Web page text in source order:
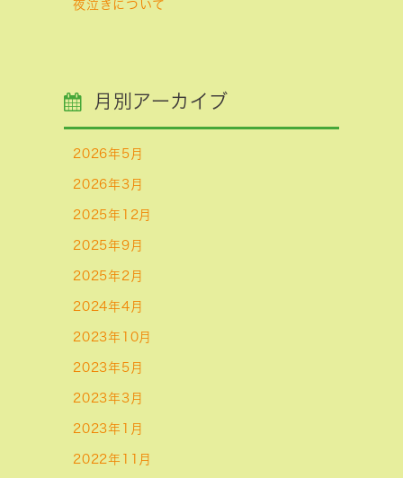
夜泣きについて
月別アーカイブ
2026年5月
2026年3月
2025年12月
2025年9月
2025年2月
2024年4月
2023年10月
2023年5月
2023年3月
2023年1月
2022年11月